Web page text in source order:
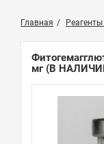
Главная
мг(В